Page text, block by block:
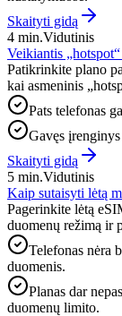
Skaityti gidą
4 min.Vidutinis
Veikiantis
Patikrinkite plano
kai asmeninis
Pats telefonas
Gavęs
Skaityti gidą
5 min.Vidutinis
Kaip sutaisyti lėtą
Pagerinkite lėtą
duomenų režimą ir
Telefonas nėra
duomenis.
Planas dar
duomenų limito.